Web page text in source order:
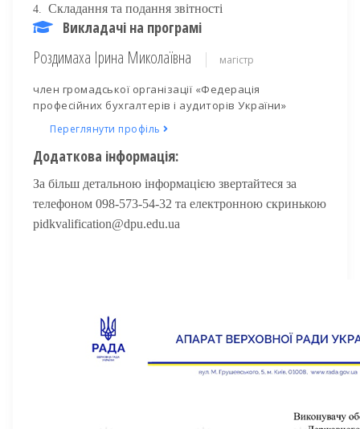
4. Складання та подання звітності
Викладачі на програмі
Роздимаха Ірина Миколаївна магістр
член громадської організації «Федерація
професійних бухгалтерів і аудиторів України»
Переглянути профіль
Додаткова інформація:
За більш детальною інформацією звертайтеся за
телефоном 098-573-54-32 та електронною скринькою
pidkvalification@dpu.edu.ua